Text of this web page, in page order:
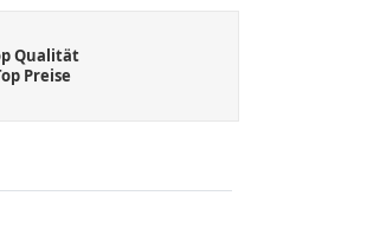
Qualität
Preise